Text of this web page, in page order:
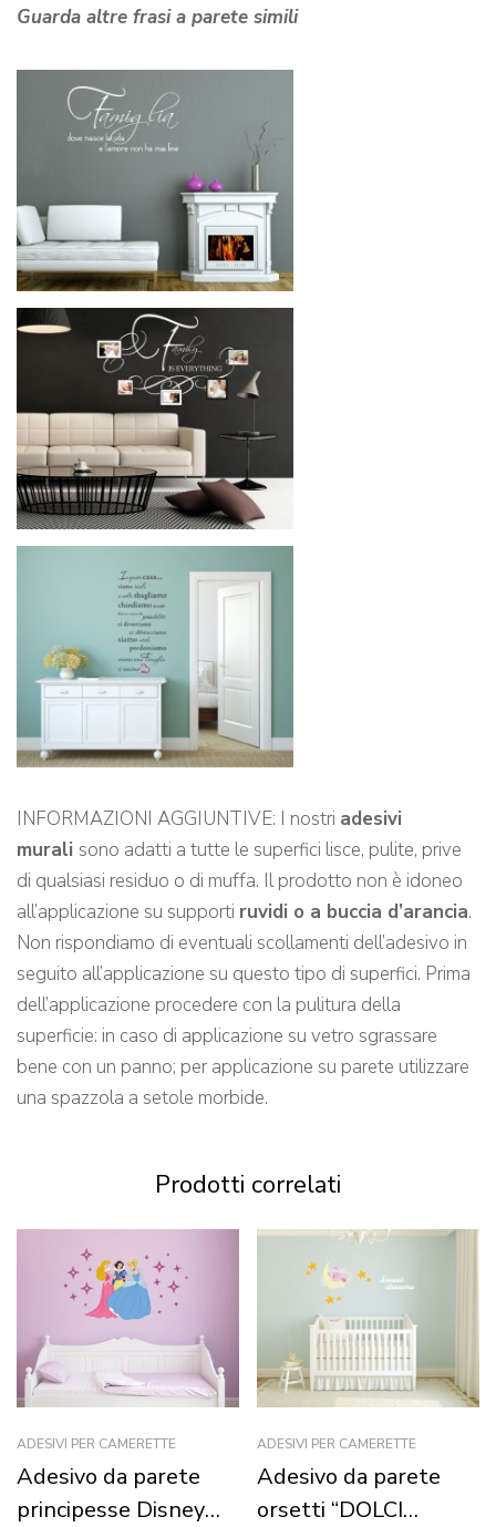
Guarda altre frasi a parete simili
INFORMAZIONI AGGIUNTIVE: I nostri adesivi
murali sono adatti a tutte le superfici lisce, pulite, prive
di qualsiasi residuo o di muffa. Il prodotto non è idoneo
all’applicazione su supporti ruvidi o a buccia d’arancia.
Non rispondiamo di eventuali scollamenti dell’adesivo in
seguito all’applicazione su questo tipo di superfici. Prima
dell’applicazione procedere con la pulitura della
superficie: in caso di applicazione su vetro sgrassare
bene con un panno; per applicazione su parete utilizzare
una spazzola a setole morbide.
Prodotti correlati
ADESIVI PER CAMERETTE
Adesivo da parete
principesse Disney
ADESIVI PER CAMERETTE
Adesivo da parete
orsetti “DOLCI